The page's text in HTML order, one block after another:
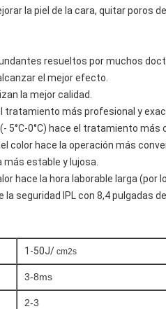
la piel de la cara, quitar poros
resueltos por muchos
el mejor efecto.
la mejor calidad.
tratamiento más profesional y
5°C-0°C) hace el tratamiento más
color hace la operación más
estable y lujosa.
hace la hora laborable larga (por
1-50J/ cm2s
3-8ms
2-3